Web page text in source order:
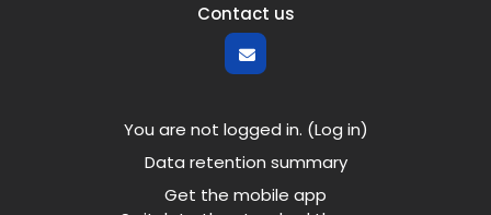
Contact us
You are not logged in. (Log in)
Data retention summary
Get the mobile app